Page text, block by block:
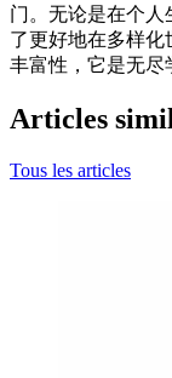
门。无论是在个
了更好地在多样化
丰富性，它是无尽
Articles
Tous les articles